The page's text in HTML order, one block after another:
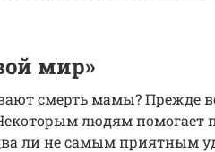
мир»
смерть мамы? Прежде
людям помогает
ли не самым приятным